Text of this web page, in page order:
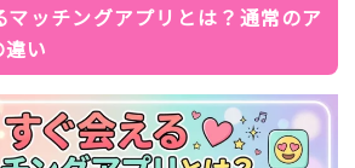
マッチングアプリとは？通常のア
い